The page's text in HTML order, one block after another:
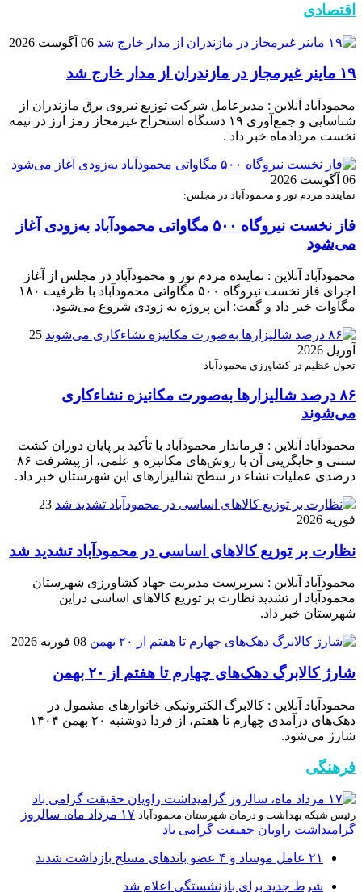
اقتصادی
06 آگوست 2026
۱۹ ماینر غیرمجاز در مازندران از مدار خارج شد
محمودآباد آنلاین : مدیرعامل شرکت توزیع نیروی برق مازندران از
شناسایی و جمع‌آوری ۱۹ دستگاه استخراج غیرمجاز رمز ارز در نیمه
نخست مردادماه خبر داد .
06 آگوست 2026
نماینده مردم نور و محمودآباد در مجلس:
فاز نخست نیروگاه ۵۰۰ مگاواتی محمودآباد به‌زودی آغاز
می‌شود
محمودآباد آنلاین : نماینده مردم نور و محمودآباد در مجلس از آغاز
اجرای فاز نخست نیروگاه ۵۰۰ مگاواتی محمودآباد با ظرفیت ۱۸۰
مگاوات خبر داد و گفت: این پروژه به زودی شروع می‌شود.
25
آوریل 2026
تحول عظیم در کشاورزی محمودآباد
۸۶ درصد شالیزارها به‌صورت مکانیزه نشاءکاری
می‌شوند
محمودآباد آنلاین : فرماندار محمودآباد با تأکید بر پایان دوران کشت
سنتی و جایگزینی آن با روش‌های مکانیزه و علمی، از پیشرفت ۸۶
درصدی عملیات نشاء در سطح شالیزارهای این شهرستان خبر داد.
23
فوریه 2026
نظارت بر توزیع کالا‌های اساسی در محمودآباد تشدید شد
محمودآباد آنلاین : سرپرست مدیریت جهاد کشاورزی شهرستان
محمودآباد از تشدید نظارت بر توزیع کالا‌های اساسی دراین
شهرستان خبر داد.
08 فوریه 2026
شارژ کالابرگ دهک‌های چهارم تا هفتم از ۲۰ بهمن
محمودآباد آنلاین : کالابرگ الکترونیکی خانوار‌های مشمول در
دهک‌های درآمدی چهارم تا هفتم، از فردا دوشنبه ۲۰ بهمن ۱۴۰۴
شارژ می‌شود.
فرهنگی
رئیس شبکه بهداشت و درمان شهرستان محمودآباد
۱۷ مرداد ماه، سالروز
گرامیداشت راویان حقیقت گرامی باد
۲۱ عامل موساد و ۴ عضو باند‌های مسلح بازداشت شدند
شرط جدید برای بازنشستگی اعلام شد